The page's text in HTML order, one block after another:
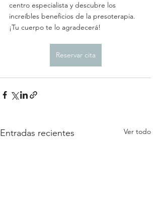
centro especialista y descubre los
increíbles beneficios de la presoterapia.
¡Tu cuerpo te lo agradecerá!
Reservar cita
Entradas recientes Ver todo